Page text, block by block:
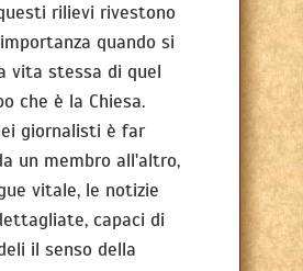
rilievi rivestono
quando si
vita stessa di quel
che è la Chiesa.
giornalisti è far
un membro all'altro,
vitale, le notizie
capaci di
il senso della